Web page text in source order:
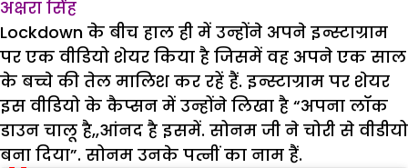
अक्षरा सिंह
Lockdown के बीच हाल ही में उन्होंने अपने इन्स्टाग्राम
पर एक वीडियो शेयर किया है जिसमें वह अपने एक साल
के बच्चे की तेल मालिश कर रहें हैं. इन्स्टाग्राम पर शेयर
इस वीडियो के कैप्सन में उन्होंने लिखा है “अपना लॉक
डाउन चालू है,,आंनद है इसमें. सोनम जी ने चोरी से वीडीयो
बना दिया”. सोनम उनके पत्नीं का नाम हैं.